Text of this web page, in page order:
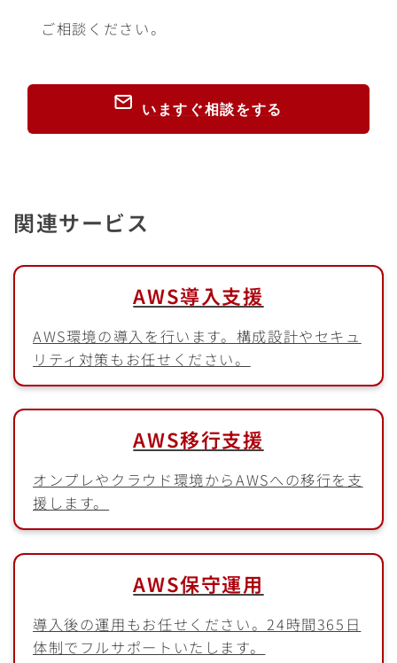
ご相談ください。
いますぐ相談をする
関連サービス
AWS導入支援
AWS環境の導入を行います。構成設計やセキュ
リティ対策もお任せください。
AWS移行支援
オンプレやクラウド環境からAWSへの移行を支
援します。
AWS保守運用
導入後の運用もお任せください。24時間365日
体制でフルサポートいたします。